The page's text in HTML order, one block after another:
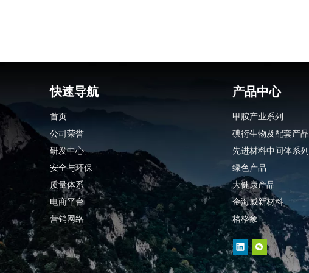
快速导航
首页
公司荣誉
研发中心
安全与环保
质量体系
电商平台
营销网络
产品中心
甲胺产业系列
碘衍生物及配套产品
先进材料中间体系列
绿色产品
大健康产品
金海威新材料
格格象